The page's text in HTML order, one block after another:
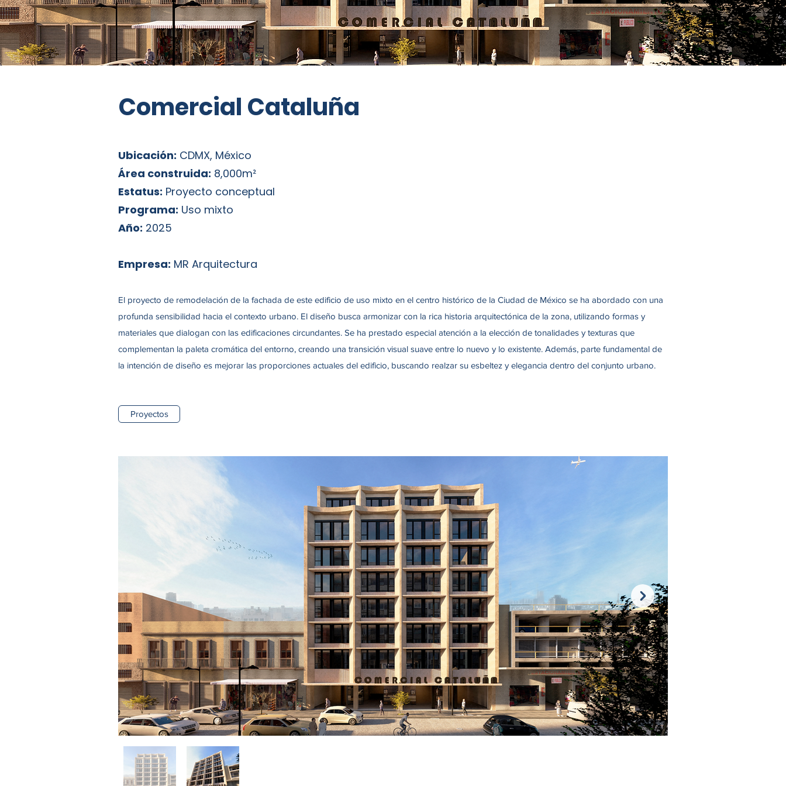
Comercial Cataluña
Ubicación: CDMX, México
Área construida: 8,000m²
Estatus: Proyecto conceptual
Programa: Uso mixto
Año: 2025
Empresa: MR Arquitectura
El proyecto de remodelación de la fachada de este edificio de uso mixto en el centro histórico de la Ciudad de México se ha abordado con una
profunda sensibilidad hacia el contexto urbano. El diseño busca armonizar con la rica historia arquitectónica de la zona, utilizando formas y
materiales que dialogan con las edificaciones circundantes. Se ha prestado especial atención a la elección de tonalidades y texturas que
complementan la paleta cromática del entorno, creando una transición visual suave entre lo nuevo y lo existente. Además, parte fundamental de
la intención de diseño es mejorar las proporciones actuales del edificio, buscando realzar su esbeltez y elegancia dentro del conjunto urbano.
Proyectos